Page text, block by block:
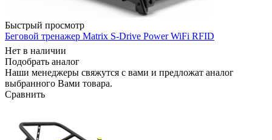
Быстрый просмотр
Беговой тренажер Matrix S-Drive Power WiFi RFID
Нет в наличии
Подобрать аналог
Наши менеджеры свяжутся с вами и предложат аналог
выбранного Вами товара.
Сравнить